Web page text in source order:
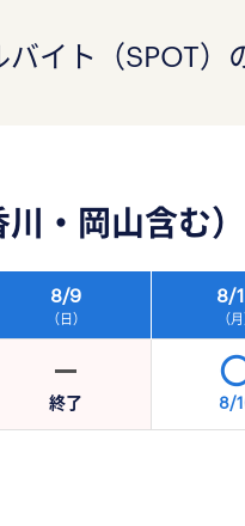
イト（SPOT）
・岡山含む）
8/9
（日）
8/
（月
終了 8/